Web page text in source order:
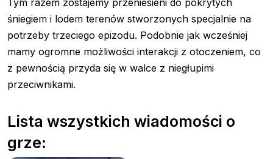
Tym razem zostajemy przeniesieni do pokrytych
śniegiem i lodem terenów stworzonych specjalnie na
potrzeby trzeciego epizodu. Podobnie jak wcześniej
mamy ogromne możliwości interakcji z otoczeniem, co
z pewnością przyda się w walce z niegłupimi
przeciwnikami.
Lista wszystkich wiadomości o
grze: